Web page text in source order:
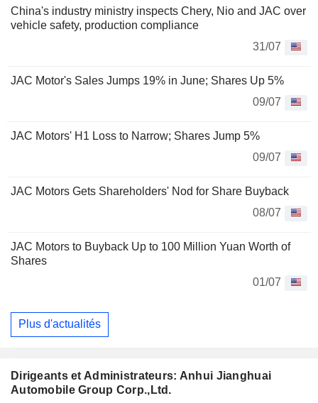
China's industry ministry inspects Chery, Nio and JAC over
vehicle safety, production compliance
31/07
JAC Motor's Sales Jumps 19% in June; Shares Up 5%
09/07
JAC Motors' H1 Loss to Narrow; Shares Jump 5%
09/07
JAC Motors Gets Shareholders' Nod for Share Buyback
08/07
JAC Motors to Buyback Up to 100 Million Yuan Worth of
Shares
01/07
Plus d'actualités
Dirigeants et Administrateurs: Anhui Jianghuai
Automobile Group Corp.,Ltd.